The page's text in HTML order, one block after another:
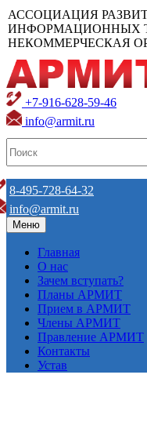
АССОЦИАЦИЯ
ИНФОРМАЦИОННЫХ
НЕКОММЕРЧЕСКАЯ
+7-916-628-59-46
info@armit.ru
8-495-728-64-32
info@armit.ru
Меню
Главная
О нас
Зачем вступать?
Планы АРМИТ
Прием в АРМИТ
Члены АРМИТ
Правление АРМИТ
Контакты
Устав